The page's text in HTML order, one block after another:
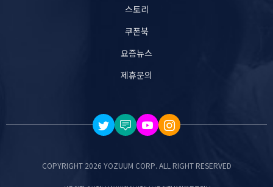
스토리
쿠폰북
요즘뉴스
제휴문의
COPYRIGHT 2026 YOZUUM CORP. ALL RIGHT RESERVED